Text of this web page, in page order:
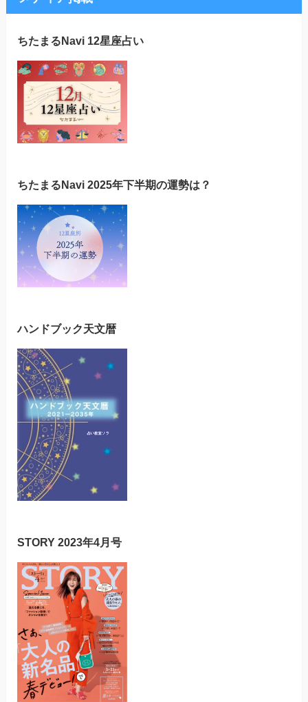
ちたまるNavi 12星座占い
ちたまるNavi 2025年下半期の運勢は？
ハンドブック天文暦
STORY 2023年4月号